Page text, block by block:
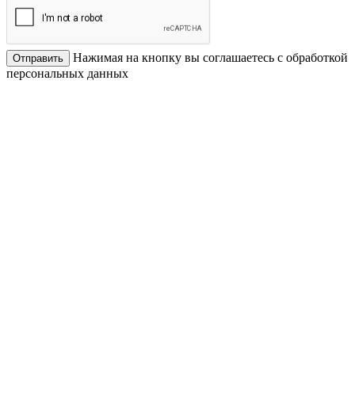
Отправить
Нажимая на кнопку вы соглашаетесь с обработкой
персональных данных